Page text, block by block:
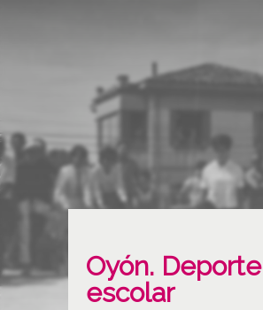
Oyón. Deporte
escolar